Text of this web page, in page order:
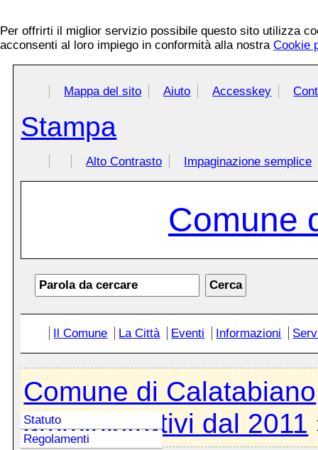
Per offrirti il miglior servizio possibile questo sito utilizza
acconsenti al loro impiego in conformità alla nostra Cookie
Mappa del sito Aiuto Accesskey
Stampa
Alto Contrasto Impaginazione semplice
Comune
Il Comune La Città Eventi Informazioni
Comune di Calatabiano
amministrativi dal 2011
Statuto
Regolamenti